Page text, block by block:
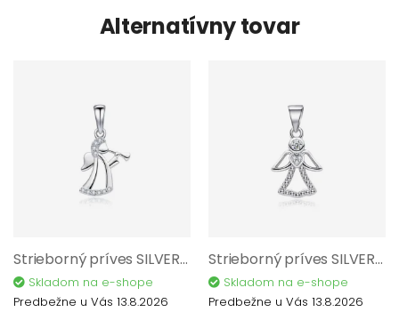
Alternatívny tovar
Strieborný príves SILVERO 925/1000 P72605
Skladom na e-shope
Predbežne u Vás 13.8.2026
Strieborný príves SILVERO 925/1000 P72505
Skladom na e-shope
Predbežne u Vás 13.8.2026